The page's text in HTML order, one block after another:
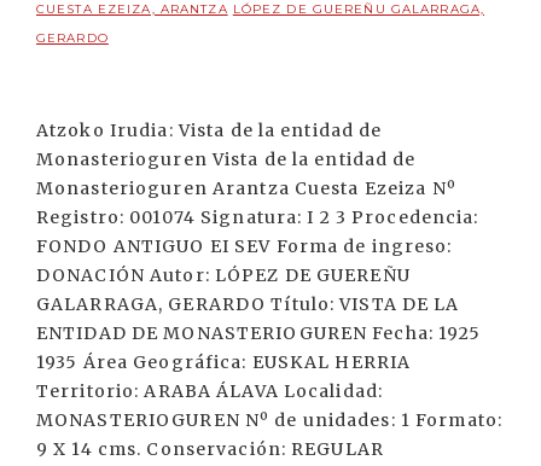
CUESTA EZEIZA, ARANTZA LÓPEZ DE GUEREÑU GALARRAGA,
GERARDO
Atzoko Irudia: Vista de la entidad de
Monasterioguren Vista de la entidad de
Monasterioguren Arantza Cuesta Ezeiza Nº
Registro: 001074 Signatura: I 2 3 Procedencia:
FONDO ANTIGUO EI SEV Forma de ingreso:
DONACIÓN Autor: LÓPEZ DE GUEREÑU
GALARRAGA, GERARDO Título: VISTA DE LA
ENTIDAD DE MONASTERIOGUREN Fecha: 1925
1935 Área Geográfica: EUSKAL HERRIA
Territorio: ARABA ÁLAVA Localidad:
MONASTERIOGUREN Nº de unidades: 1 Formato:
9 X 14 cms. Conservación: REGULAR